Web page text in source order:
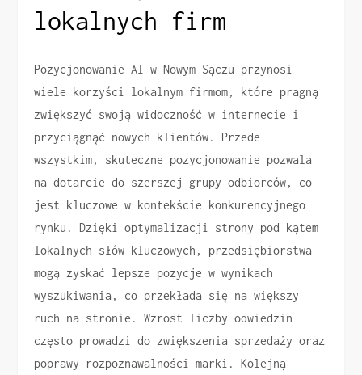
lokalnych firm
Pozycjonowanie AI w Nowym Sączu przynosi
wiele korzyści lokalnym firmom, które pragną
zwiększyć swoją widoczność w internecie i
przyciągnąć nowych klientów. Przede
wszystkim, skuteczne pozycjonowanie pozwala
na dotarcie do szerszej grupy odbiorców, co
jest kluczowe w kontekście konkurencyjnego
rynku. Dzięki optymalizacji strony pod kątem
lokalnych słów kluczowych, przedsiębiorstwa
mogą zyskać lepsze pozycje w wynikach
wyszukiwania, co przekłada się na większy
ruch na stronie. Wzrost liczby odwiedzin
często prowadzi do zwiększenia sprzedaży oraz
poprawy rozpoznawalności marki. Kolejną